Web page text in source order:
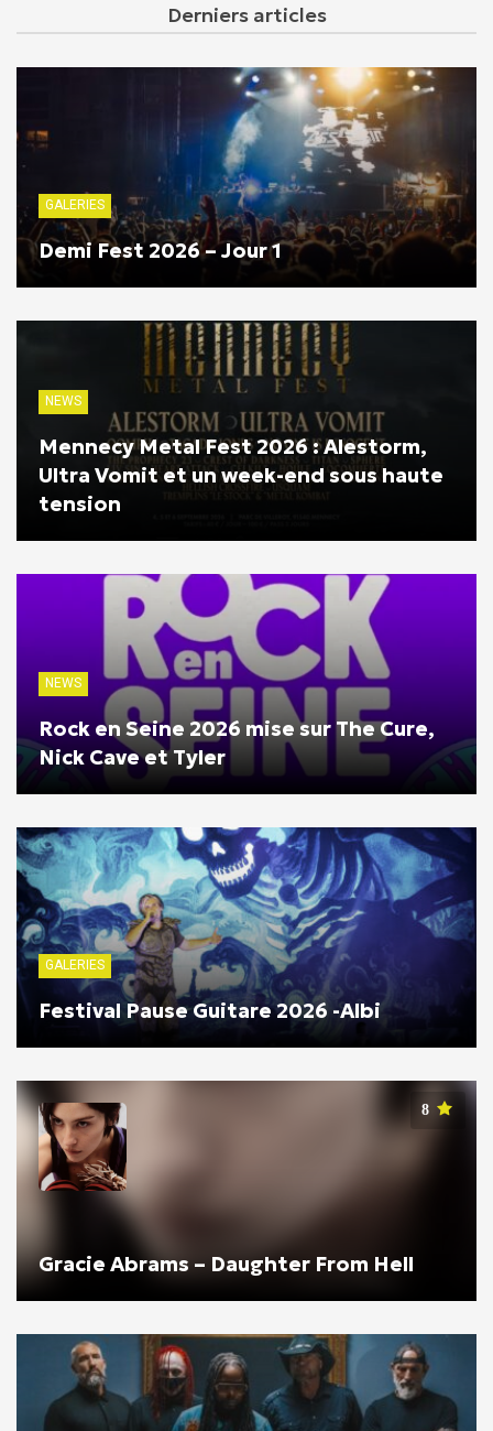
Derniers articles
GALERIES
Demi Fest 2026 – Jour 1
NEWS
Mennecy Metal Fest 2026 : Alestorm,
Ultra Vomit et un week-end sous haute
tension
NEWS
Rock en Seine 2026 mise sur The Cure,
Nick Cave et Tyler
GALERIES
Festival Pause Guitare 2026 -Albi
8
Gracie Abrams – Daughter From Hell